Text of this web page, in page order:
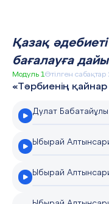
Қазақ әдебиеті
бағалауға
Модуль 1Өтілген сабақтар
«Тәрбиенің
Дулат
Ыбырай
Ыбырай